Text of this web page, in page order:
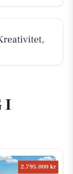
I
2.795.000 kr